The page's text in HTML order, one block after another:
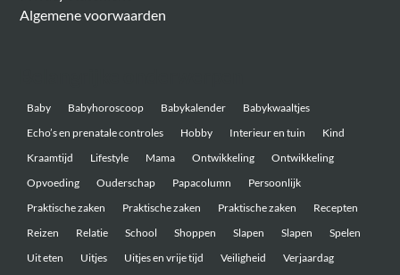
Algemene voorwaarden
Baby Babyhoroscoop Babykalender
Babykwaaltjes
Echo’s en prenatale controles
Hobby Interieur en tuin
Kind
Kraamtijd
Lifestyle Mama Ontwikkeling
Ontwikkeling
Opvoeding
Ouderschap Papacolumn
Persoonlijk
Praktische zaken
Praktische zaken Praktische zaken
Recepten
Reizen
Relatie School Shoppen Slapen Slapen
Spelen
Uit eten
Uitjes Uitjes en vrije tijd Veiligheid
Verjaardag